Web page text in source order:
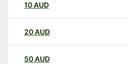
10AUD
20AUD
50AUD